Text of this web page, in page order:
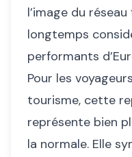
l’image du
longtemps
performants
Pour les
tourisme, cette
représente bien
la normale. Elle